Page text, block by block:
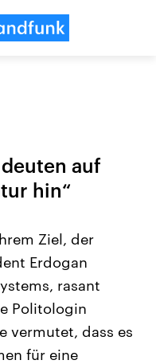
Aktuelle Lage und
Der Überfall der
Terrororganisation Hamas
Oktober 2023 auf Israel
Region wieder die Gewalt
Israel möchte die Hamas
auf
hin“
Ziel, der
Erdogan
rasant
Politologin
vermutet, dass es
für eine